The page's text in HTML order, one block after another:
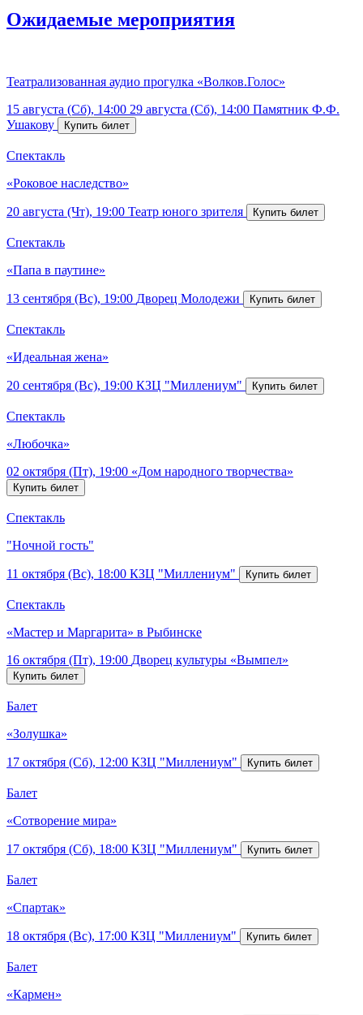
Ожидаемые мероприятия
Театрализованная аудио прогулка «Волков.Голос»
15 августа (Сб), 14:00 29 августа (Сб), 14:00 Памятник Ф.Ф.
Ушакову
Спектакль
«Роковое наследство»
20 августа (Чт), 19:00 Театр юного зрителя
Спектакль
«Папа в паутине»
13 сентября (Вс), 19:00 Дворец Молодежи
Спектакль
«Идеальная жена»
20 сентября (Вс), 19:00 КЗЦ "Миллениум"
Спектакль
«Любочка»
02 октября (Пт), 19:00 «Дом народного творчества»
Спектакль
"Ночной гость"
11 октября (Вс), 18:00 КЗЦ "Миллениум"
Спектакль
«Мастер и Маргарита» в Рыбинске
16 октября (Пт), 19:00 Дворец культуры «Вымпел»
Балет
«Золушка»
17 октября (Сб), 12:00 КЗЦ "Миллениум"
Балет
«Сотворение мира»
17 октября (Сб), 18:00 КЗЦ "Миллениум"
Балет
«Спартак»
18 октября (Вс), 17:00 КЗЦ "Миллениум"
Балет
«Кармен»